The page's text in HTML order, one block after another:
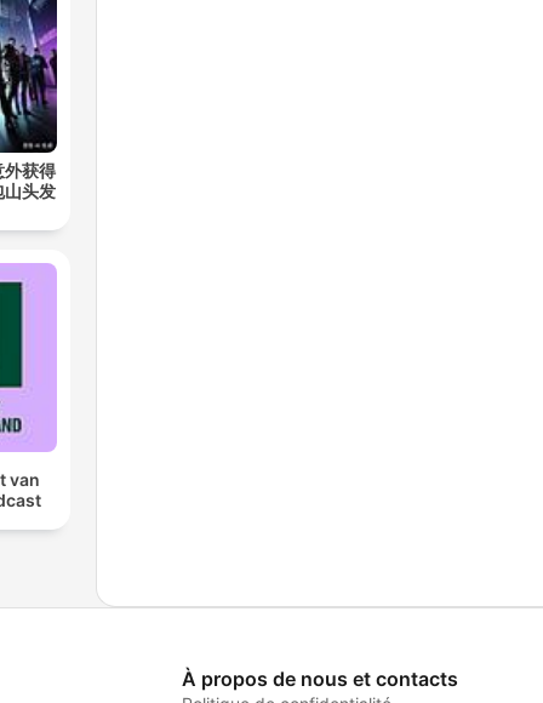
外获得
山头发
van
À propos de nous et contacts